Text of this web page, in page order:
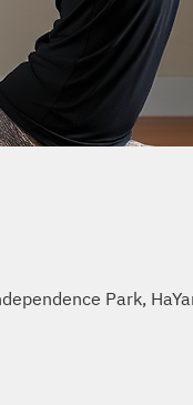
Park,